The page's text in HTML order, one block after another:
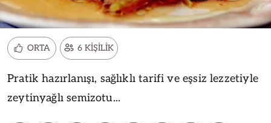
ORTA 6 KİŞİLİK
Pratik hazırlanışı, sağlıklı tarifi ve eşsiz lezzetiyle
zeytinyağlı semizotu...